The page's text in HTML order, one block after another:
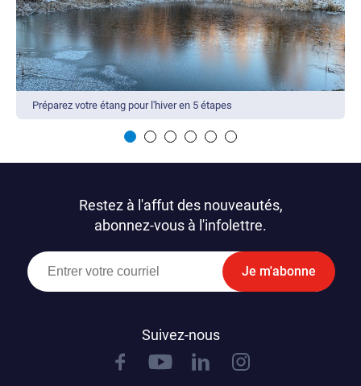
Préparez votre étang pour l'hiver en 5 étapes
Restez à l'affut des nouveautés,
abonnez-vous à l'infolettre.
Je m'abonne
Suivez-nous